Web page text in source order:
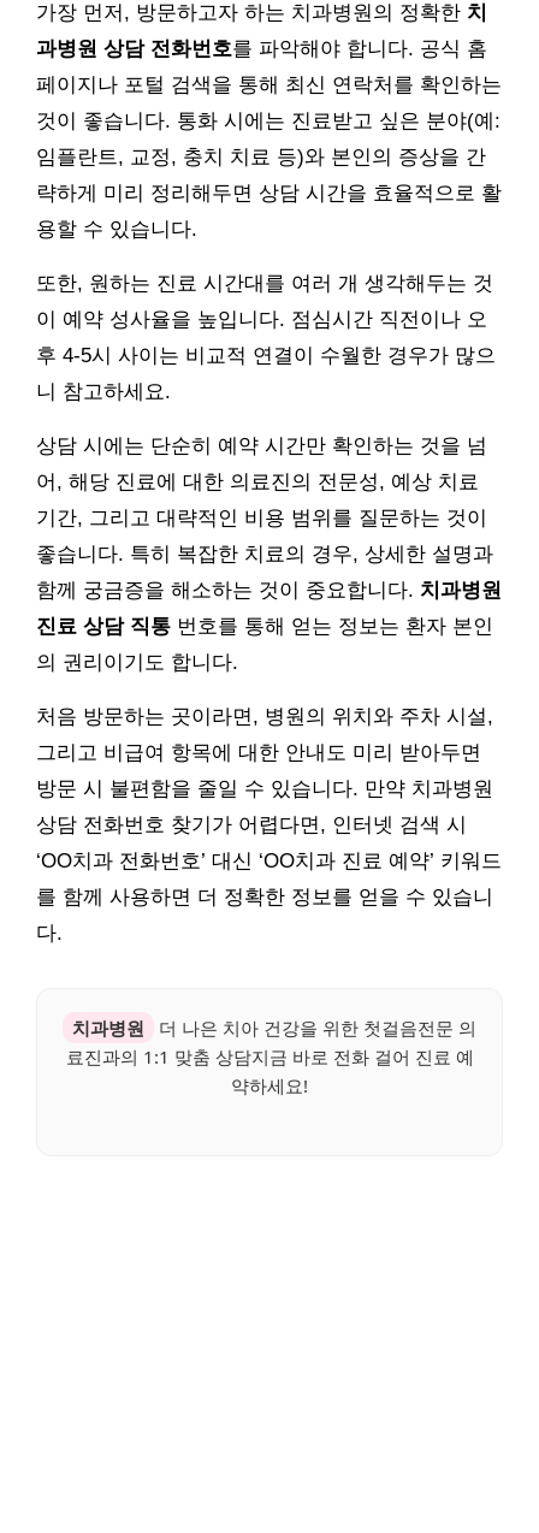
가장 먼저, 방문하고자 하는 치과병원의 정확한 치
과병원 상담 전화번호를 파악해야 합니다. 공식 홈
페이지나 포털 검색을 통해 최신 연락처를 확인하는
것이 좋습니다. 통화 시에는 진료받고 싶은 분야(예:
임플란트, 교정, 충치 치료 등)와 본인의 증상을 간
략하게 미리 정리해두면 상담 시간을 효율적으로 활
용할 수 있습니다.
또한, 원하는 진료 시간대를 여러 개 생각해두는 것
이 예약 성사율을 높입니다. 점심시간 직전이나 오
후 4-5시 사이는 비교적 연결이 수월한 경우가 많으
니 참고하세요.
상담 시에는 단순히 예약 시간만 확인하는 것을 넘
어, 해당 진료에 대한 의료진의 전문성, 예상 치료
기간, 그리고 대략적인 비용 범위를 질문하는 것이
좋습니다. 특히 복잡한 치료의 경우, 상세한 설명과
함께 궁금증을 해소하는 것이 중요합니다. 치과병원
진료 상담 직통 번호를 통해 얻는 정보는 환자 본인
의 권리이기도 합니다.
처음 방문하는 곳이라면, 병원의 위치와 주차 시설,
그리고 비급여 항목에 대한 안내도 미리 받아두면
방문 시 불편함을 줄일 수 있습니다. 만약 치과병원
상담 전화번호 찾기가 어렵다면, 인터넷 검색 시
‘OO치과 전화번호’ 대신 ‘OO치과 진료 예약’ 키워드
를 함께 사용하면 더 정확한 정보를 얻을 수 있습니
다.
치과병원
더 나은 치아 건강을 위한 첫걸음전문 의
료진과의 1:1 맞춤 상담지금 바로 전화 걸어 진료 예
약하세요!